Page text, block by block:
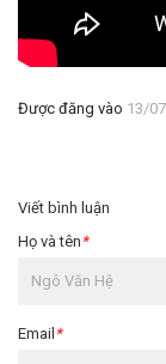
Được đăng vào 13/
Viết bình luận
Họ và tên *
Email *